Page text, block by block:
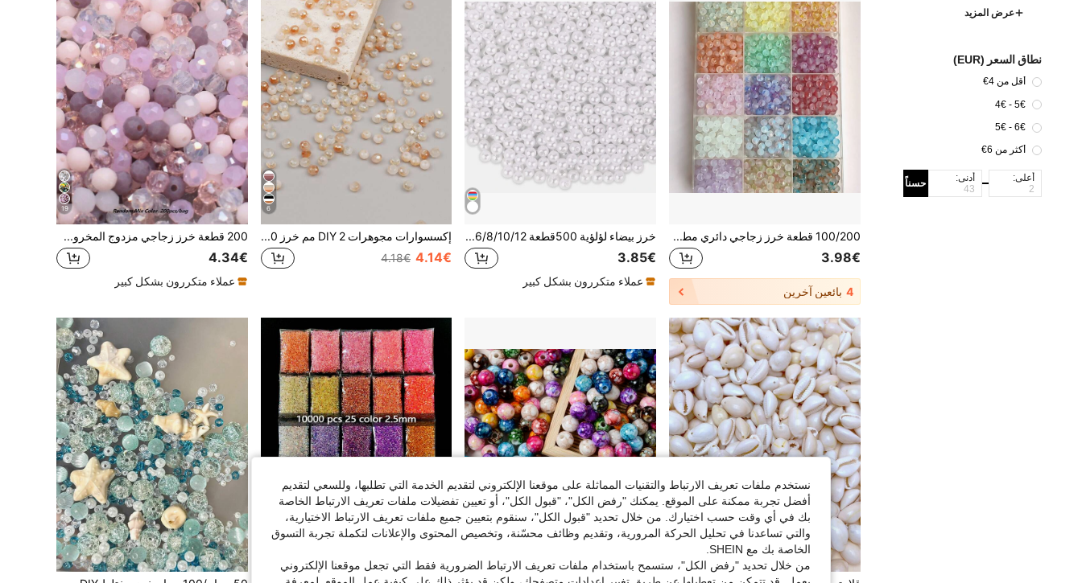
عرض المزيد
نطاق السعر (EUR)
أقل من 4€
5€ - 4€
6€ - 5€
أكثر من 6€
أعلى: أدنى: حسناً
100/200 قطعة خرز زجاجي دائري مطلي برقائق ذهبية غير لامعة بقطر 8 مم مع ثقب مستقيم، خرز فاصل لصنع المجوهرات، أساور يدوية DIY، قلائد، إكسسوارات أقراط
3.98€
4 بائعين آخرين
خرز بيضاء لؤلؤية 500قطعة 4/6/8/10/12مم، خرز منفرد مزيف بفتحات لصناعة المجوهرات، خرز بيضة مزيفة صغيرة لأساور و قلادات Diy، الخرز للخياطة، الديكور، حشو الزهور
3.85€
عملاء متكررون بشكل كبير
6
إكسسوارات مجوهرات DIY 2 مم خرز 200 قطعة
4.14€
4.18€
19
200 قطعة خرز زجاجي مزدوج المخروط بألوان مختلطة 4 ملم لصنع المجوهرات وإكسسوارات القلادة
4.34€
عملاء متكررون بشكل كبير
نستخدم ملفات تعريف الارتباط والتقنيات المماثلة على موقعنا الإلكتروني لتقديم الخدمة التي تطلبها، وللسعي لتقديم
أفضل تجربة ممكنة على الموقع. يمكنك "رفض الكل"، "قبول الكل"، أو تعيين تفضيلات ملفات تعريف الارتباط الخاصة
بك في أي وقت حسب اختيارك. من خلال تحديد "قبول الكل"، سنقوم بتعيين جميع ملفات تعريف الارتباط الاختيارية،
والتي تساعدنا في تحليل الحركة المرورية، وتقديم وظائف محسّنة، وتخصيص المحتوى والإعلانات لتكملة تجربة التسوق
الخاصة بك مع SHEIN.
من خلال تحديد "رفض الكل"، ستسمح باستخدام ملفات تعريف الارتباط الضرورية فقط التي تجعل موقعنا الإلكتروني